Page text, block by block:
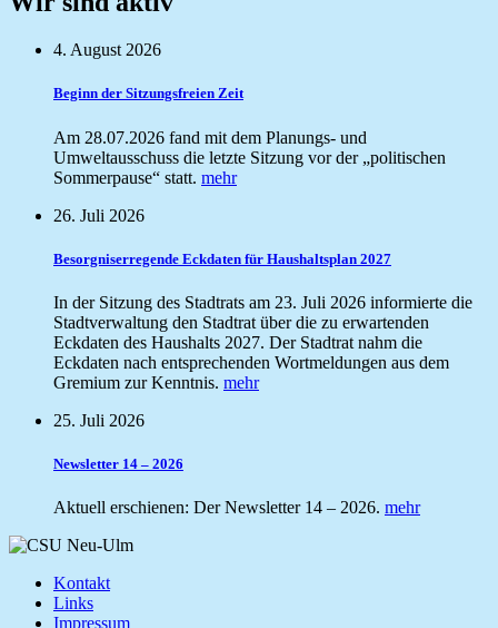
4. August 2026
Beginn der Sitzungsfreien Zeit
Am 28.07.2026 fand mit dem Planungs- und
Umweltausschuss die letzte Sitzung vor der „politischen
Sommerpause“ statt. mehr
26. Juli 2026
Besorgniserregende Eckdaten für Haushaltsplan 2027
In der Sitzung des Stadtrats am 23. Juli 2026 informierte die
Stadtverwaltung den Stadtrat über die zu erwartenden
Eckdaten des Haushalts 2027. Der Stadtrat nahm die
Eckdaten nach entsprechenden Wortmeldungen aus dem
Gremium zur Kenntnis. mehr
25. Juli 2026
Newsletter 14 – 2026
Aktuell erschienen: Der Newsletter 14 – 2026. mehr
Kontakt
Links
Impressum